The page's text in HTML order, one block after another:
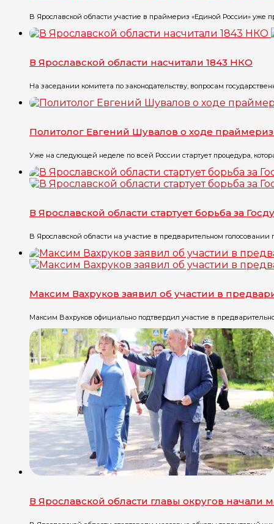
В Ярославской области участие в праймериз «Единой России» уже
В Ярославской области насчитали 1843 НКО
На заседании комитета по законодательству, вопросам
Политолог Евгений Шувалов о ходе
Уже на следующей неделе по всей России стартует процедура,
В Ярославской области стартует борьба за
В Ярославской области на участие в предварительном голосовании
Максим Вахруков заявил об участии в
Максим Вахруков официально подтвердил участие в
В Ярославской области главы округов начали